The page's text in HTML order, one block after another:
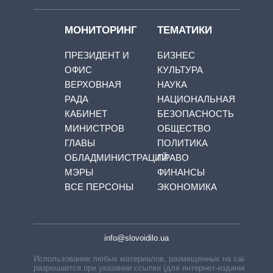
МОНИТОРИНГ
ПРЕЗИДЕНТ И
ОФИС
ВЕРХОВНАЯ
РАДА
КАБИНЕТ
МИНИСТРОВ
ГЛАВЫ
ОБЛАДМИНИСТРАЦИЙ
МЭРЫ
ВСЕ ПЕРСОНЫ
ТЕМАТИКИ
БИЗНЕС
КУЛЬТУРА
НАУКА
НАЦИОНАЛЬНАЯ
БЕЗОПАСНОСТЬ
ОБЩЕСТВО
ПОЛИТИКА
ПРАВО
ФИНАНСЫ
ЭКОНОМИКА
info@slovoidilo.ua
Использование любых материалов, размещённых на сайте,
разрешается при указании ссылки (для интернет-изданий —